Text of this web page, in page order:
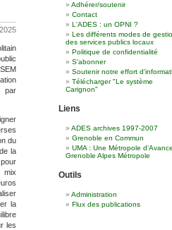
par
du
la
mix
la
les
Adhérer/soutenir
Contact
L'ADES : un OPNI ?
Les différents modes de
des services publics locaux
Politique de confidentialité
S'abonner
Soutenir notre effort
Télécharger "Le système
Carignon"
Liens
ADES archives 1997-2007
Grenoble en Commun
UMA : Une Métropole
Grenoble Alpes Métropole
Outils
Administration
Flux des publications